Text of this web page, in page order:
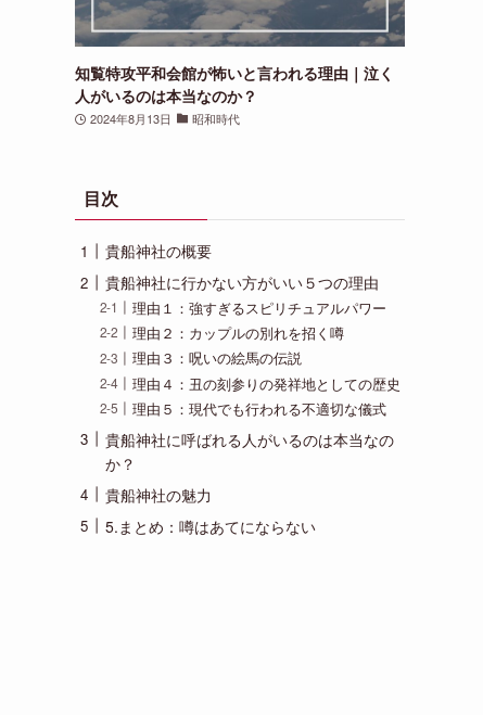
知覧特攻平和会館が怖いと言われる理由｜泣く
人がいるのは本当なのか？
2024年8月13日 昭和時代
目次
貴船神社の概要
貴船神社に行かない方がいい５つの理由
理由１：強すぎるスピリチュアルパワー
理由２：カップルの別れを招く噂
理由３：呪いの絵馬の伝説
理由４：丑の刻参りの発祥地としての歴史
理由５：現代でも行われる不適切な儀式
貴船神社に呼ばれる人がいるのは本当なの
か？
貴船神社の魅力
5.まとめ：噂はあてにならない